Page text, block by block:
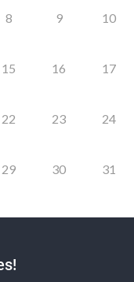
8 9 10
15 16 17
22 23 24
29 30 31